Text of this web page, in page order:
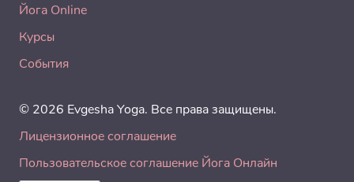
Йога Online
Курсы
События
© 2026 Evgesha Yoga. Все права защищены.
Лицензионное соглашение
Пользовательское соглашение Йога Онлайн